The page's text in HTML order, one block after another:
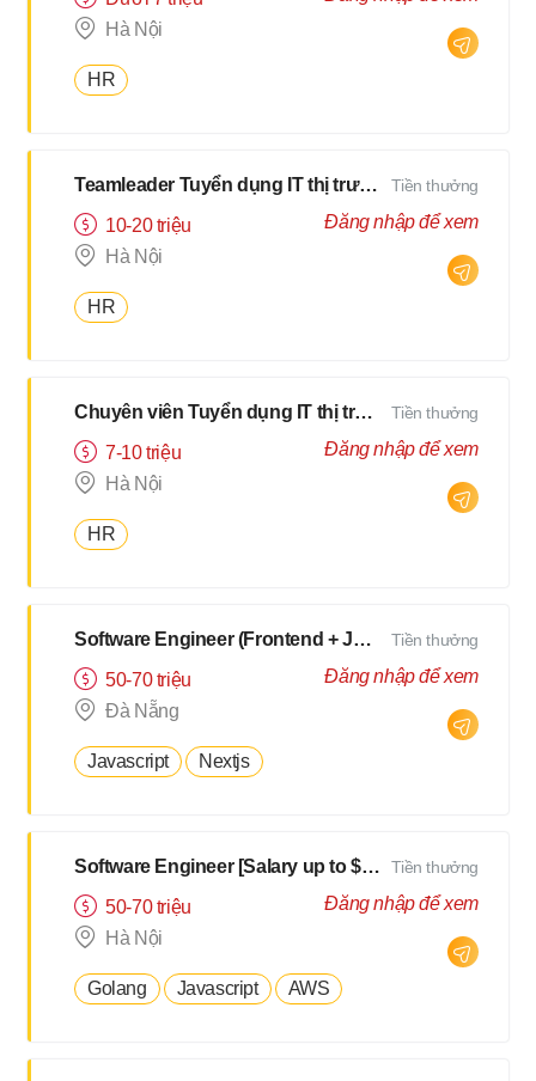
Hà Nội
HR
Teamleader Tuyển dụng IT thị trường Nhật
10-20 triệu
Hà Nội
HR
Tiền thưởng
Đăng nhập để xem
Chuyên viên Tuyển dụng IT thị trường Nhật
7-10 triệu
Hà Nội
HR
Tiền thưởng
Đăng nhập để xem
Software Engineer (Frontend + Javascript) [Salary up to $3000]
50-70 triệu
Đà Nẵng
Javascript Nextjs
Tiền thưởng
Đăng nhập để xem
Software Engineer [Salary up to $3000]
50-70 triệu
Hà Nội
Golang Javascript AWS
Tiền thưởng
Đăng nhập để xem